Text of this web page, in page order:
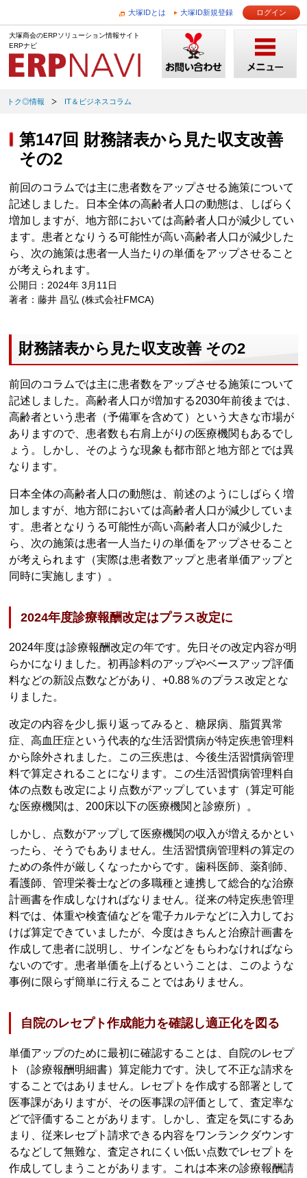
大塚IDとは 大塚ID新規登録 ログイン
大塚商会のERPソリューション情報サイト
ERPナビ
トク◎情報 IT＆ビジネスコラム
第147回 財務諸表から見た収支改善
その2
前回のコラムでは主に患者数をアップさせる施策について
記述しました。日本全体の高齢者人口の動態は、しばらく
増加しますが、地方部においては高齢者人口が減少してい
ます。患者となりうる可能性が高い高齢者人口が減少した
ら、次の施策は患者一人当たりの単価をアップさせること
が考えられます。
公開日：2024年 3月11日
著者：藤井 昌弘 (株式会社FMCA)
財務諸表から見た収支改善 その2
前回のコラムでは主に患者数をアップさせる施策について
記述しました。高齢者人口が増加する2030年前後までは、
高齢者という患者（予備軍を含めて）という大きな市場が
ありますので、患者数も右肩上がりの医療機関もあるでし
ょう。しかし、そのような現象も都市部と地方部とでは異
なります。
日本全体の高齢者人口の動態は、前述のようにしばらく増
加しますが、地方部においては高齢者人口が減少していま
す。患者となりうる可能性が高い高齢者人口が減少した
ら、次の施策は患者一人当たりの単価をアップさせること
が考えられます（実際は患者数アップと患者単価アップと
同時に実施します）。
2024年度診療報酬改定はプラス改定に
2024年度は診療報酬改定の年です。先日その改定内容が明
らかになりました。初再診料のアップやベースアップ評価
料などの新設点数などがあり、+0.88％のプラス改定とな
りました。
改定の内容を少し振り返ってみると、糖尿病、脂質異常
症、高血圧症という代表的な生活習慣病が特定疾患管理料
から除外されました。この三疾患は、今後生活習慣病管理
料で算定されることになります。この生活習慣病管理料自
体の点数も改定により点数がアップしています（算定可能
な医療機関は、200床以下の医療機関と診療所）。
しかし、点数がアップして医療機関の収入が増えるかとい
ったら、そうでもありません。生活習慣病管理料の算定の
ための条件が厳しくなったからです。歯科医師、薬剤師、
看護師、管理栄養士などの多職種と連携して総合的な治療
計画書を作成しなければなりません。従来の特定疾患管理
料では、体重や検査値などを電子カルテなどに入力してお
けば算定できていましたが、今度はきちんと治療計画書を
作成して患者に説明し、サインなどをもらわなければなら
ないのです。患者単価を上げるということは、このような
事例に限らず簡単に行えることではありません。
自院のレセプト作成能力を確認し適正化を図る
単価アップのために最初に確認することは、自院のレセプ
ト（診療報酬明細書）算定能力です。決して不正な請求を
することではありません。レセプトを作成する部署として
医事課がありますが、その医事課の評価として、査定率な
どで評価することがあります。しかし、査定を気にするあ
まり、従来レセプト請求できる内容をワンランクダウンす
るなどして無難な、査定されにくい低い点数でレセプトを
作成してしまうことがあります。これは本来の診療報酬請